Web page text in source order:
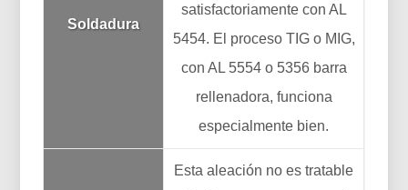
Soldadura
satisfactoriamente con AL
5454. El proceso TIG o MIG,
con AL 5554 o 5356 barra
rellenadora, funciona
especialmente bien.
Esta aleación no es tratable